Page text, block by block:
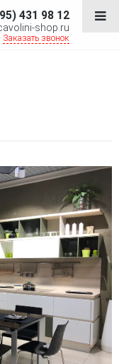
431 98 12
shop.ru
Заказать звонок